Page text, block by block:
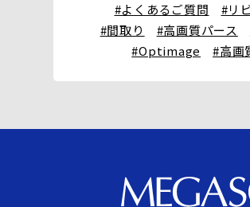
#よくあるご質問
#リ
#間取り
#高画質パース
#Optimage
#高画